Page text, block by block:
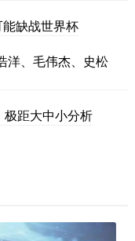
缺战世界杯
洋、毛伟杰、史松
距大中小分析